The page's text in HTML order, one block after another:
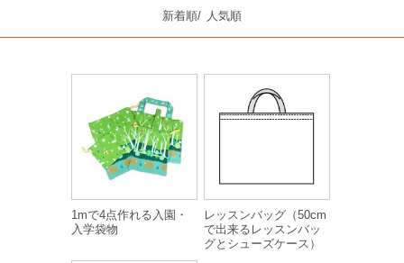
新着順/ 人気順
1mで4点作れる入園・
入学袋物
レッスンバッグ（50cm
で出来るレッスンバッ
グとシューズケース）